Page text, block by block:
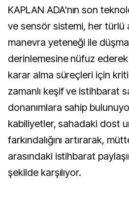
KAPLAN ADA'nın son
ve sensör sistemi, her türlü
manevra yeteneği ile
derinlemesine nüfuz
karar alma süreçleri için
zamanlı keşif ve istihbarat
donanımlara sahip
kabiliyetler, sahadaki dost
farkındalığını artırarak,
arasındaki istihbarat
şekilde karşılıyor.